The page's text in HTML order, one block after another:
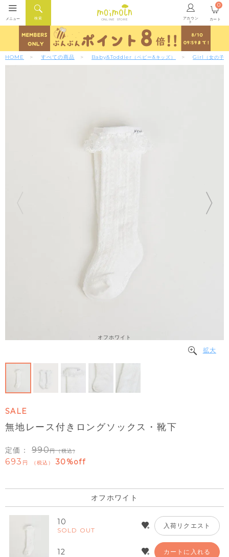
ONLINE STORE アカウン
ト
検索
メニュー カート
0
HOME すべての商品 Baby&Toddler （ベビー&キッズ） Girl （女の子）
オフホワイト
拡大
SALE
無地レース付きロングソックス・靴下
定価： 990 （税込）
693 税込 30%off
オフホワイト
10
SOLD OUT
入荷リクエスト
12 カートに入れる